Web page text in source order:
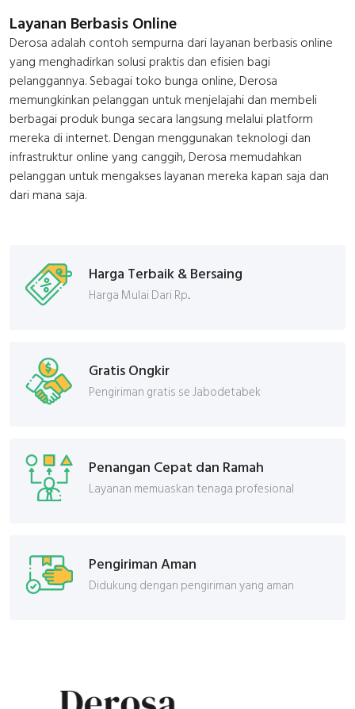
Layanan Berbasis Online
Derosa adalah contoh sempurna dari layanan berbasis online
yang menghadirkan solusi praktis dan efisien bagi
pelanggannya. Sebagai toko bunga online, Derosa
memungkinkan pelanggan untuk menjelajahi dan membeli
berbagai produk bunga secara langsung melalui platform
mereka di internet. Dengan menggunakan teknologi dan
infrastruktur online yang canggih, Derosa memudahkan
pelanggan untuk mengakses layanan mereka kapan saja dan
dari mana saja.
Harga Terbaik & Bersaing
Harga Mulai Dari Rp...
Gratis Ongkir
Pengiriman gratis se Jabodetabek
Penangan Cepat dan Ramah
Layanan memuaskan tenaga profesional
Pengiriman Aman
Didukung dengan pengiriman yang aman